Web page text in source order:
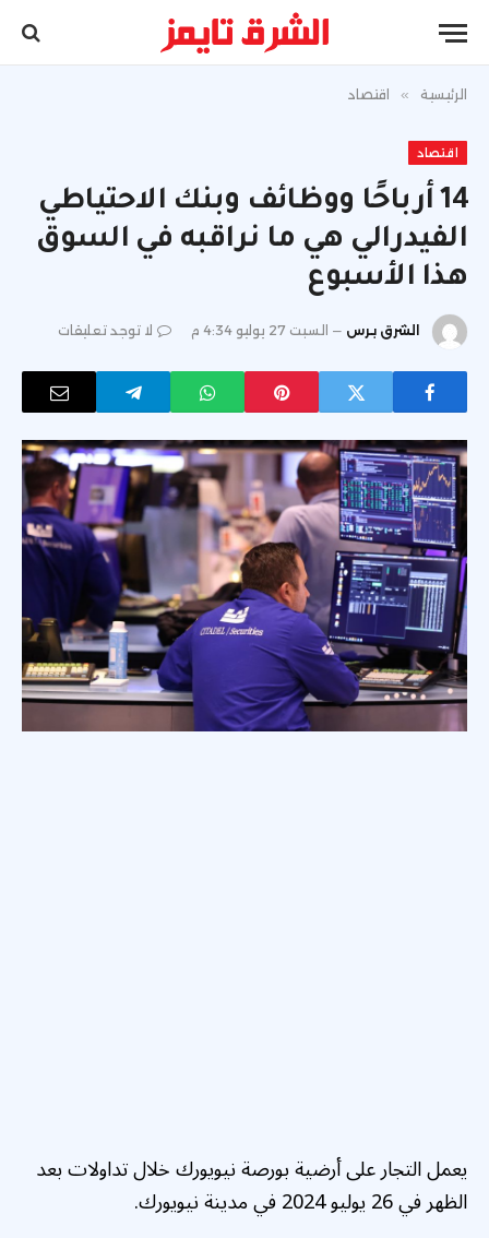
الرئيسية » اقتصاد
اقتصاد
14 أرباحًا ووظائف وبنك الاحتياطي
الفيدرالي هي ما نراقبه في السوق
هذا الأسبوع
الشرق برس السبت 27 يوليو 4:34 م لا توجد تعليقات
يعمل التجار على أرضية بورصة نيويورك خلال تداولات بعد
الظهر في 26 يوليو 2024 في مدينة نيويورك.